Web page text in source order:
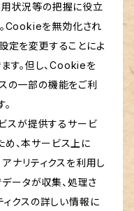
用状況等の把握に役立
Cookieを無効化され
定を変更することによ
す。但し、Cookieを
の一部の機能をご利
ビスが提供するサービ
、本サービス上に
リティクスを利用し
ータが収集、処理さ
クスの詳しい情報に